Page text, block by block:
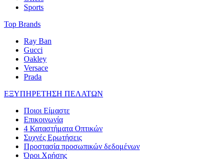
Sports
Top Brands
Ray Ban
Gucci
Oakley
Versace
Prada
ΕΞΥΠΗΡΕΤΗΣΗ ΠΕΛΑΤΩΝ
Ποιοι Είμαστε
Επικοινωνία
4 Καταστήματα Οπτικών
Συχνές Ερωτήσεις
Προστασία προσωπικών δεδομένων
Όροι Χρήσης